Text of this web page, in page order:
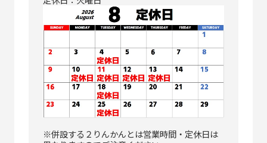
※併設する２りんかんとは営業時間・定休日は